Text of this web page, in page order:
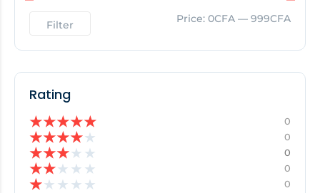
Filter Price: 0CFA — 999CFA
Rating
★★★★★ 0
★★★★★ 0
★★★★ ★ 0
★★★ ★ ★ 0
★★ ★ ★ ★ 0